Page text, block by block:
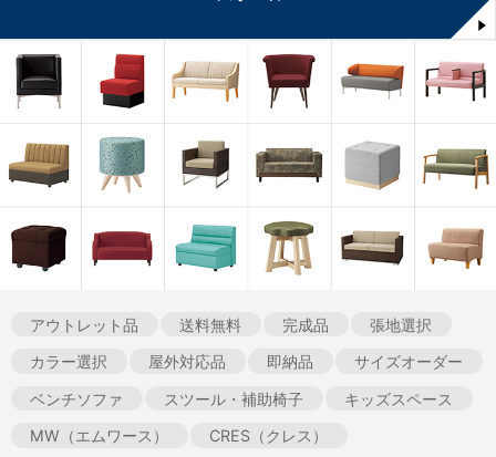
アウトレット品 送料無料 完成品
張地選択
カラー選択
屋外対応品 即納品
サイズオーダー
ベンチソファ
スツール・補助椅子
キッズスペース
MW（エムワース）
CRES（クレス）